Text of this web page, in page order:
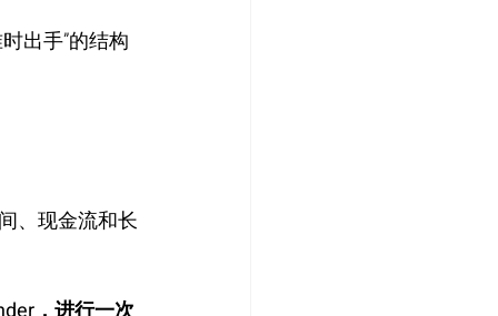
出手”的结构
、现金流和长